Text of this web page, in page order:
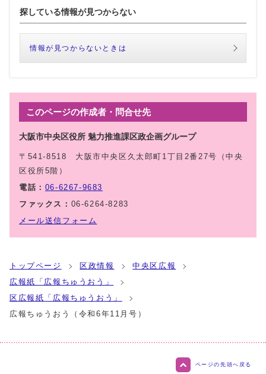
探している情報が見つからない
情報が見つからないときは
このページの作成者・問合せ先
大阪市中央区役所 魅力推進課区政企画グループ
〒541-8518 大阪市中央区久太郎町1丁目2番27号（中央
区役所5階）
電話： 06-6267-9683
ファックス： 06-6264-8283
メール送信フォーム
トップページ 区政情報
中央区広報
広報紙「広報ちゅうおう」
区広報紙「広報ちゅうおう」
広報ちゅうおう（令和6年11月号）
ページの先頭へ戻る